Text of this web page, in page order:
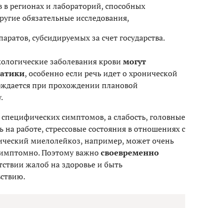
в регионах и лабораторий, способных
обязательные исследования,
субсидируемых за счет государства.
заболевания крови могут
, особенно если речь идет о хронической
при прохождении плановой
симптомов, а слабость, головные
работе, стрессовые состояния в отношениях с
миелолейкоз, например, может очень
Поэтому важносвоевременно
жалоб на здоровье и быть